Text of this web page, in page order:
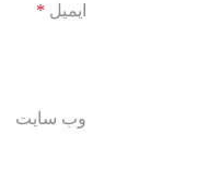
ایمیل *
وب‌ سایت